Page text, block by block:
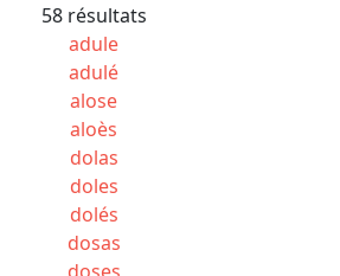
58 résultats
adule
adulé
alose
aloès
dolas
doles
dolés
dosas